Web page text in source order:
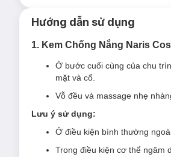
Không Paraben
2. Son Thỏi Naris
Son Thỏi Naris Cosmetics Ailus
phẩm với khả năng dưỡng môi
vượt trội. Son lên đúng màu,
Hướng dẫn sử dụng
1. Kem Chống Nắng Naris
Ở bước cuối cùng của chu
mặt và cổ.
Vỗ đều và massage nhẹ
Lưu ý sử dụng:
Ở điều kiện bình thường
Trong điều kiện cơ thể ngâm